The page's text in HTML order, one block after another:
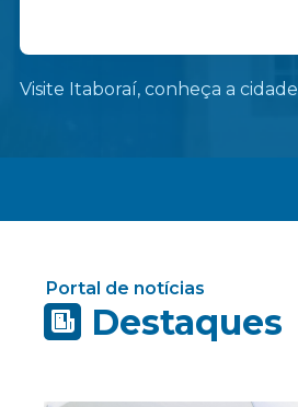
Visite Itaboraí, conheça a cidade
Portal de notícias
Destaques